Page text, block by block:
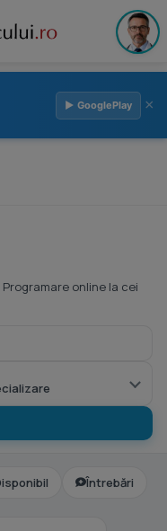
▶ GooglePlay ×
online la cei
Întrebări